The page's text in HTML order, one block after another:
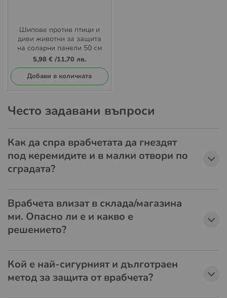
Шипове против птици и
диви животни за защита
на соларни панели 50 см
5,98 €/11,70 лв.
Добави в количката
Често задавани въпроси
Как да спра врабчетата да гнездят
под керемидите и в малки отвори по
сградата?
Врабчета влизат в склада/магазина
ми. Опасно ли е и какво е
решението?
Кой е най-сигурният и дълготраен
метод за защита от врабчета?